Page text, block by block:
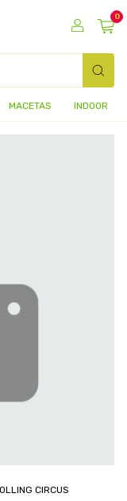
0
MACETAS INDOOR
CIRCUS